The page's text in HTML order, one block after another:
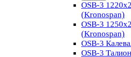
OSB-3
(Kronospan)
OSB-3
(Kronospan)
OSB-3
OSB-3 Талион